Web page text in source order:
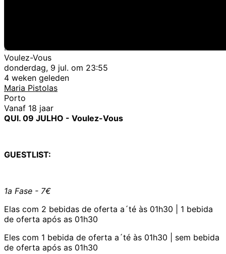
Voulez-Vous
donderdag, 9 jul. om 23:55
4 weken geleden
Maria Pistolas
Porto
Vanaf 18 jaar
QUI. 09 JULHO - Voulez-Vous
GUESTLIST:
1a Fase - 7€
Elas com 2 bebidas de oferta a´té às 01h30 | 1 bebida
de oferta após as 01h30
Eles com 1 bebida de oferta a´té às 01h30 | sem bebida
de oferta após as 01h30